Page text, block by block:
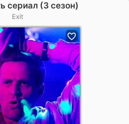
сериал (3 сезон)
Exit